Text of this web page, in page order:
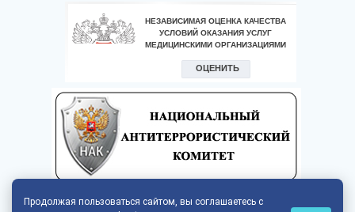
Продолжая пользоваться сайтом, вы соглашаетесь с